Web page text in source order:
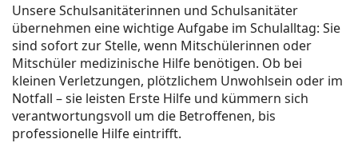
Unsere Schulsanitäterinnen und Schulsanitäter
übernehmen eine wichtige Aufgabe im Schulalltag: Sie
sind sofort zur Stelle, wenn Mitschülerinnen oder
Mitschüler medizinische Hilfe benötigen. Ob bei
kleinen Verletzungen, plötzlichem Unwohlsein oder im
Notfall – sie leisten Erste Hilfe und kümmern sich
verantwortungsvoll um die Betroffenen, bis
professionelle Hilfe eintrifft.